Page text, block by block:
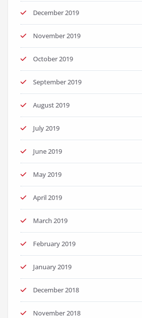
December 2019
November 2019
October 2019
September 2019
August 2019
July 2019
June 2019
May 2019
April 2019
March 2019
February 2019
January 2019
December 2018
November 2018